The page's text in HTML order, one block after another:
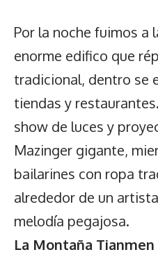
Por la noche fuimos a
enorme edifico que
tradicional, dentro se
tiendas y
show de luces y
Mazinger gigante,
bailarines con ropa
alrededor de un
melodía pegajosa.
La Montaña Tianmen